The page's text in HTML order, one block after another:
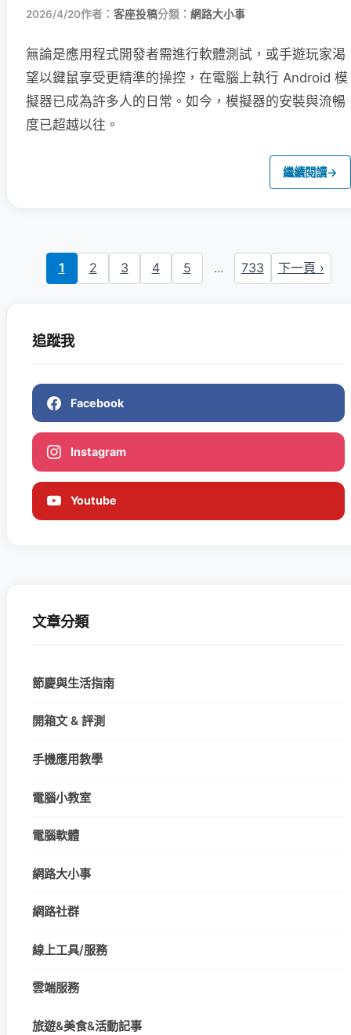
2026/4/20作者： 客座投稿分類： 網路大小事
無論是應用程式開發者需進行軟體測試，或手遊玩家渴
望以鍵鼠享受更精準的操控，在電腦上執行 Android 模
擬器已成為許多人的日常。如今，模擬器的安裝與流暢
度已超越以往。
繼續閱讀→
1 2 3 4 5 ... 733 下一頁 ›
追蹤我
Facebook
Instagram
Youtube
文章分類
節慶與生活指南
開箱文 & 評測
手機應用教學
電腦小教室
電腦軟體
網路大小事
網路社群
線上工具/服務
雲端服務
旅遊&美食&活動記事